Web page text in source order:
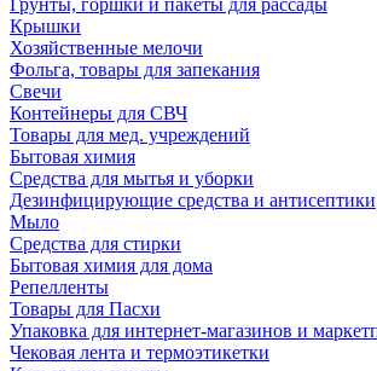
Грунты, горшки и пакеты для рассады
Крышки
Хозяйственные мелочи
Фольга, товары для запекания
Свечи
Контейнеры для СВЧ
Товары для мед. учреждений
Бытовая химия
Средства для мытья и уборки
Дезинфицирующие средства и антисептики
Мыло
Средства для стирки
Бытовая химия для дома
Репелленты
Товары для Пасхи
Упаковка для интернет-магазинов и
Чековая лента и термоэтикетки